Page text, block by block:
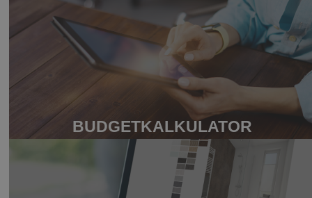
BUDGETKALKULATOR